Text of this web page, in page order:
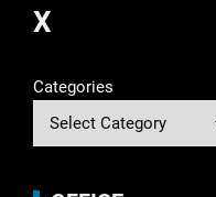
X
Categories